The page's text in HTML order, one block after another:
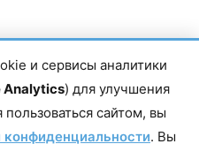
Магомаев Тимур Нухович. Контакты
По вопросам
и сервисы аналитики
Analytics) для улучшения
сайтом, вы
конфиденциальности. Вы